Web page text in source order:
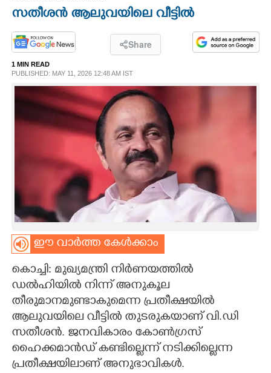
OPINION
PHOTOS
LIFESTYLE
ART
ASTRO
CARTOONS
LITERATURE
ZOOM
സതീശൻ ആലുവയിലെ വീട്ടിൽ
Share
1 MIN READ
PUBLISHED: MAY 11, 2026 12:48 AM IST
ഈ വാർത്ത കേൾക്കാം
കൊച്ചി: മുഖ്യമന്ത്രി നിർണയത്തിൽ
ഡൽഹിയിൽ നിന്ന് അനുകൂല
തീരുമാനമുണ്ടാകുമെന്ന പ്രതീക്ഷയിൽ
ആലുവയിലെ വീട്ടിൽ തുടരുകയാണ് വി.ഡി
സതീശൻ. ജനവികാരം കോൺഗ്രസ്
ഹൈക്കമാൻഡ് കണ്ടില്ലെന്ന് നടിക്കില്ലെന്ന
പ്രതീക്ഷയിലാണ് അനുഭാവികൾ.